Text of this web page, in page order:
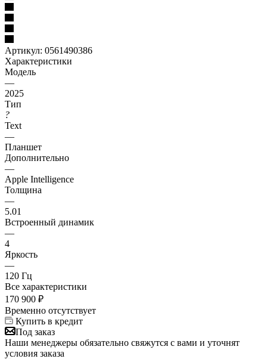
Артикул: 0561490386
Характеристики
Модель
—
2025
Тип
?
Text
—
Планшет
Дополнительно
—
Apple Intelligence
Толщина
—
5.01
Встроенный динамик
—
4
Яркость
—
120 Гц
Все характеристики
170 900 ₽
Временно отсутствует
Купить в кредит
Под заказ
Наши менеджеры обязательно свяжутся с вами и уточнят
условия заказа